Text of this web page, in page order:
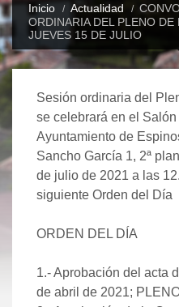
Inicio Actualidad
ORDINARIA DEL PLENO DE
JUEVES 15 DE JULIO
Sesión ordinaria del
se celebrará en el Salón
Ayuntamiento de
Sancho García 1, 2ª
de julio de 2021 a las
siguiente Orden del Día
ORDEN DEL DÍA
1.- Aprobación del acta
de abril de 2021;